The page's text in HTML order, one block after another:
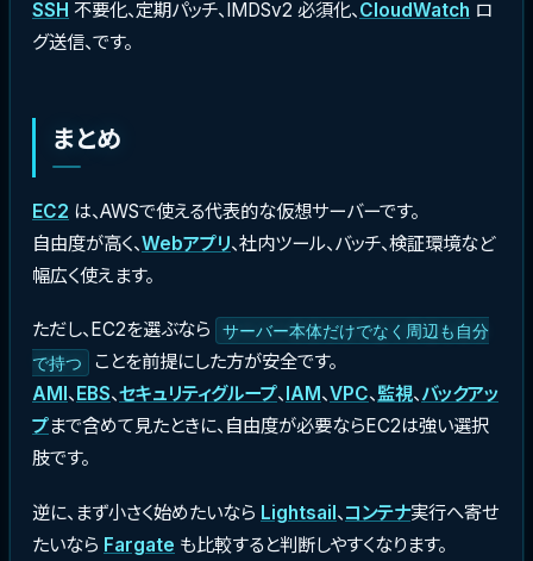
SSH 不要化、定期パッチ、IMDSv2 必須化、CloudWatch ロ
グ送信、です。
まとめ
EC2 は、AWSで使える代表的な仮想サーバーです。
自由度が高く、Webアプリ、社内ツール、バッチ、検証環境など
幅広く使えます。
ただし、EC2を選ぶなら
サーバー本体だけでなく周辺も自分
で持つ
ことを前提にした方が安全です。
AMI 、 EBS、セキュリティグループ、 IAM 、VPC、監視、バックアッ
プまで含めて見たときに、自由度が必要ならEC2は強い選択
肢です。
逆に、まず小さく始めたいなら Lightsail、 コンテナ実行へ寄せ
たいなら Fargate も比較すると判断しやすくなります。